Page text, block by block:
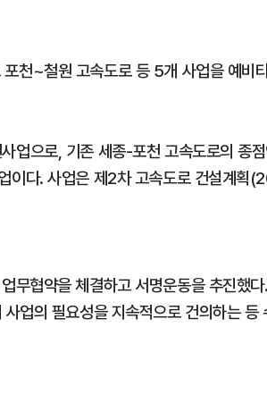
천~철원 고속도로 등 5개 사업을 예비
업으로, 기존 세종-포천 고속도로의 종
이다. 사업은 제2차 고속도로 건설계
무협약을 체결하고 서명운동을 추진했
업의 필요성을 지속적으로 건의하는 등